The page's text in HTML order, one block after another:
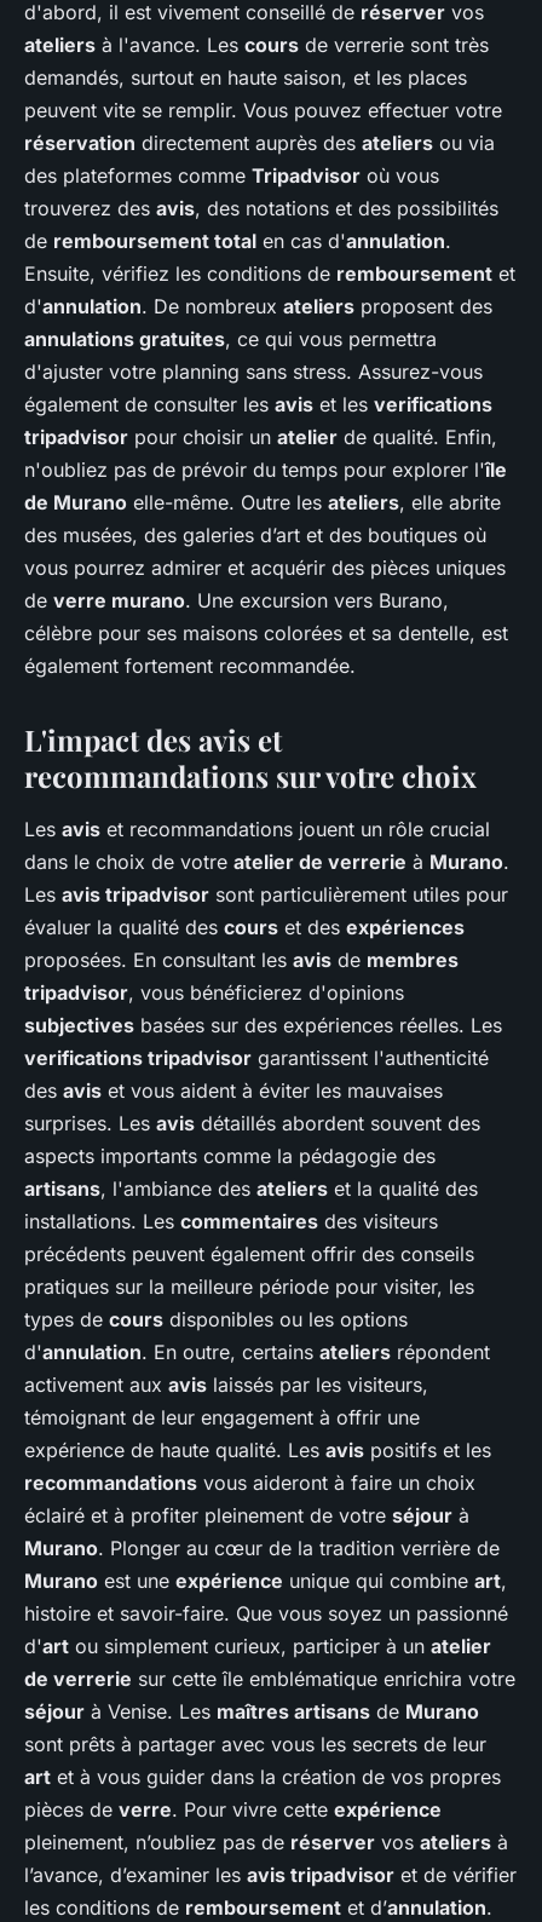
d'abord, il est vivement conseillé de réserver vos
ateliers à l'avance. Les cours de verrerie sont très
demandés, surtout en haute saison, et les places
peuvent vite se remplir. Vous pouvez effectuer votre
réservation directement auprès des ateliers ou via
des plateformes comme Tripadvisor où vous
trouverez des avis, des notations et des possibilités
de remboursement total en cas d'annulation.
Ensuite, vérifiez les conditions de remboursement et
d'annulation. De nombreux ateliers proposent des
annulations gratuites, ce qui vous permettra
d'ajuster votre planning sans stress. Assurez-vous
également de consulter les avis et les verifications
tripadvisor pour choisir un atelier de qualité. Enfin,
n'oubliez pas de prévoir du temps pour explorer l'île
de Murano elle-même. Outre les ateliers, elle abrite
des musées, des galeries d’art et des boutiques où
vous pourrez admirer et acquérir des pièces uniques
de verre murano. Une excursion vers Burano,
célèbre pour ses maisons colorées et sa dentelle, est
également fortement recommandée.
L'impact des avis et
recommandations sur votre choix
Les avis et recommandations jouent un rôle crucial
dans le choix de votre atelier de verrerie à Murano.
Les avis tripadvisor sont particulièrement utiles pour
évaluer la qualité des cours et des expériences
proposées. En consultant les avis de membres
tripadvisor, vous bénéficierez d'opinions
subjectives basées sur des expériences réelles. Les
verifications tripadvisor garantissent l'authenticité
des avis et vous aident à éviter les mauvaises
surprises. Les avis détaillés abordent souvent des
aspects importants comme la pédagogie des
artisans, l'ambiance des ateliers et la qualité des
installations. Les commentaires des visiteurs
précédents peuvent également offrir des conseils
pratiques sur la meilleure période pour visiter, les
types de cours disponibles ou les options
d'annulation. En outre, certains ateliers répondent
activement aux avis laissés par les visiteurs,
témoignant de leur engagement à offrir une
expérience de haute qualité. Les avis positifs et les
recommandations vous aideront à faire un choix
éclairé et à profiter pleinement de votre séjour à
Murano. Plonger au cœur de la tradition verrière de
Murano est une expérience unique qui combine art,
histoire et savoir-faire. Que vous soyez un passionné
d'art ou simplement curieux, participer à un atelier
de verrerie sur cette île emblématique enrichira votre
séjour à Venise. Les maîtres artisans de Murano
sont prêts à partager avec vous les secrets de leur
art et à vous guider dans la création de vos propres
pièces de verre. Pour vivre cette expérience
pleinement, n’oubliez pas de réserver vos ateliers à
l’avance, d’examiner les avis tripadvisor et de vérifier
les conditions de remboursement et d’annulation.